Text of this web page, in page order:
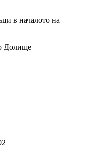
в началото на
Долище